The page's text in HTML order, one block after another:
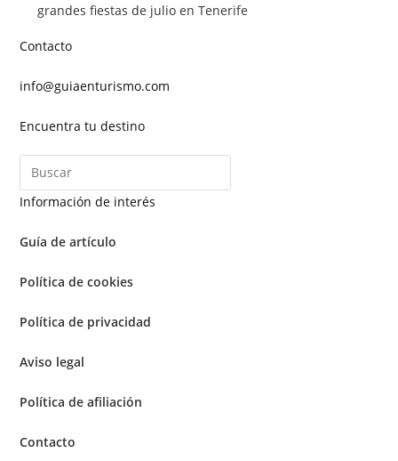
grandes fiestas de julio en Tenerife
Contacto
info@guiaenturismo.com
Encuentra tu destino
Información de interés
Guía de artículo
Política de cookies
Política de privacidad
Aviso legal
Política de afiliación
Contacto